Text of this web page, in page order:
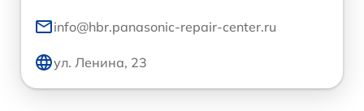
info@hbr.panasonic-repair-center.ru
ул. Ленина, 23